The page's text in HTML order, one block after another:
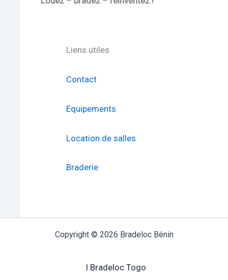
Liens utiles
Contact
Equipements
Location de salles
Braderie
Copyright © 2026 Bradeloc Bénin
I Bradeloc Togo